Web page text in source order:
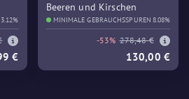
3.12%
€
Beeren und Kirschen
MINIMALE GEBRAUCHSSPUREN 8.08%
-53% 278,48 €
130,00 €